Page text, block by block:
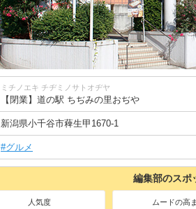
ミチノエキ チヂミノサトオヂヤ
【閉業】道の駅 ちぢみの里おぢや
新潟県小千谷市薭生甲1670-1
#グルメ
編集部のスポ
人気度 ムードの高